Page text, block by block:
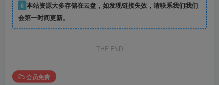
6 本站资源大多存储在云盘，如发现链接失效，请联系我们我们
会第一时间更新。
THE END
会员免费